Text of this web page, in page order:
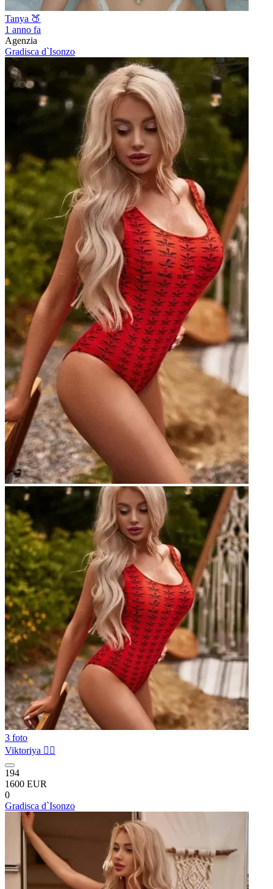
Tanya 🍑
1 anno fa
Agenzia
Gradisca d`Isonzo
3 foto
Viktoriya ❤️‍🔥
194
1600 EUR
0
Gradisca d`Isonzo